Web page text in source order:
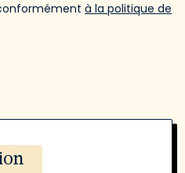
à la politique de